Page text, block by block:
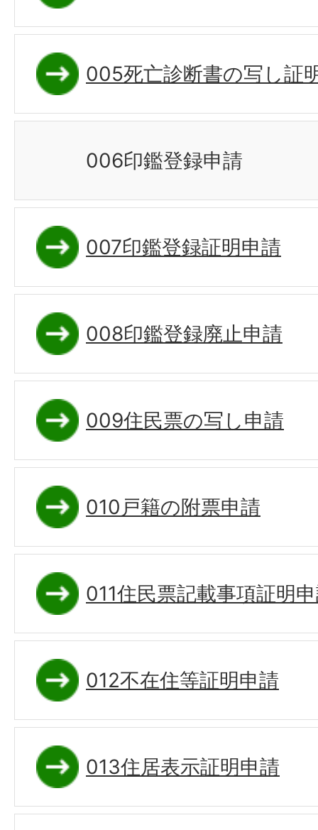
005死亡診断書の写し証
006印鑑登録申請
007印鑑登録証明申請
008印鑑登録廃止申請
009住民票の写し申請
010戸籍の附票申請
011住民票記載事項証明
012不在住等証明申請
013住居表示証明申請